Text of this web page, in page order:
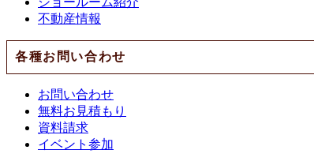
不動産情報
各種お問い合わせ
お問い合わせ
無料お見積もり
資料請求
イベント参加